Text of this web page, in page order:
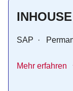
SAP ·
Mehr erfahren